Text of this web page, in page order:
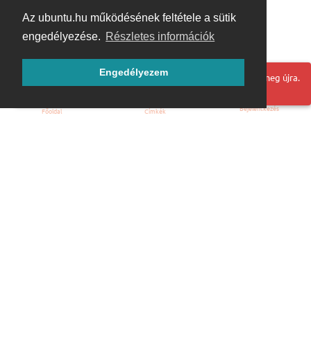
Az ubuntu.hu működésének feltétele a sütik
engedélyezése. Részletes információk
Engedélyezem
Hoppá! Valami hiba történt. Frissítse az oldalt és próbálja meg újra.
Főoldal Címkék Bejelentkezés